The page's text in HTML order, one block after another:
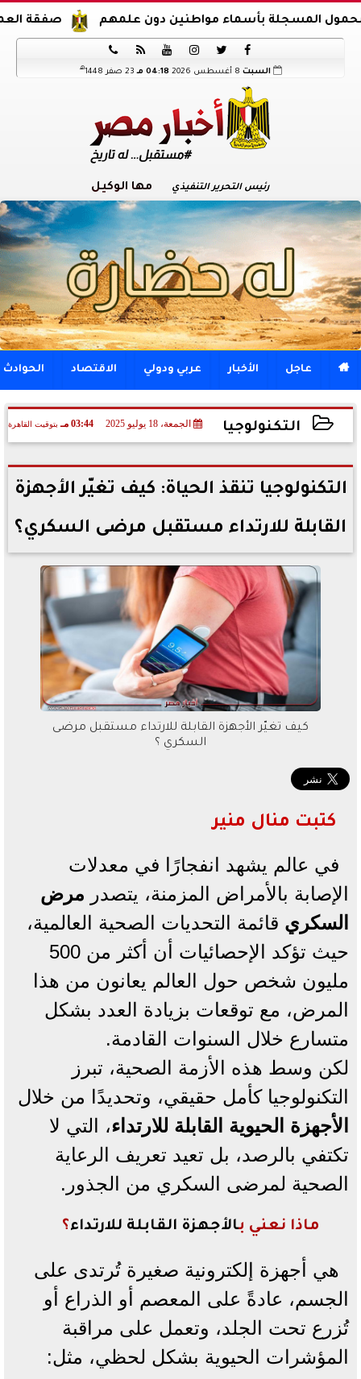
صفقة العمر.. محمد صلاح ينعش بأسماء مواطنين دون علمهم






السبت 04:18 مـ 23 صفر 1448 هـ
رئيس التحرير التنفيذي مها الوكيل
 عاجل الأخبار عربي ودولي الاقتصاد الحوادث
التكنولوجيا الجمعة، 18 يوليو 2025 03:44 مـ بتوقيت القاهرة
2025-07-18 15:44:31
التكنولوجيا تنقذ الحياة: كيف تغيّر الأجهزة
القابلة للارتداء مستقبل مرضى السكري؟
كيف تغيّر الأجهزة القابلة للارتداء مستقبل مرضى
السكري ؟
كتبت منال منير
في عالم يشهد انفجارًا في معدلات
الإصابة بالأمراض المزمنة، يتصدر مرض
السكري قائمة التحديات الصحية العالمية،
حيث تؤكد الإحصائيات أن أكثر من 500
مليون شخص حول العالم يعانون من هذا
المرض، مع توقعات بزيادة العدد بشكل
متسارع خلال السنوات القادمة.
لكن وسط هذه الأزمة الصحية، تبرز
التكنولوجيا كأمل حقيقي، وتحديدًا من خلال
الأجهزة الحيوية القابلة للارتداء، التي لا
تكتفي بالرصد، بل تعيد تعريف الرعاية
الصحية لمرضى السكري من الجذور.
ماذا نعني بالأجهزة القابلة للارتداء ؟
هي أجهزة إلكترونية صغيرة تُرتدى على
الجسم، عادةً على المعصم أو الذراع أو
تُزرع تحت الجلد، وتعمل على مراقبة
المؤشرات الحيوية بشكل لحظي، مثل: